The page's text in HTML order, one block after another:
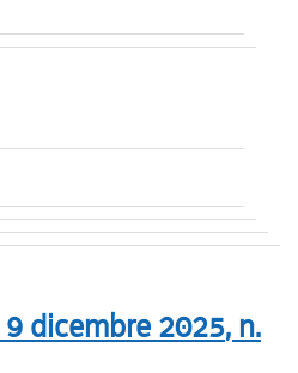
9 dicembre 2025, n.